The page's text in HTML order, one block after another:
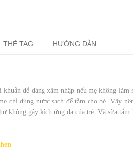
THẺ TAG HƯỚNG DẪN
dễ dàng xâm nhập nếu mẹ không
chỉ dùng nước sạch để tắm cho bé. Vậy
không gây kích ứng da của trẻ. Và sữa